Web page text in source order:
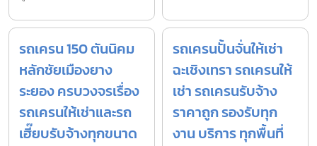
รถเครน 150 ตันนิคม
หลักชัยเมืองยาง
ระยอง ครบวงจรเรื่อง
รถเครนให้เช่าและรถ
เฮี๊ยบรับจ้างทุกขนาด
รถเครนปั้นจั่นให้เช่า
ฉะเชิงเทรา รถเครนให้
เช่า รถเครนรับจ้าง
ราคาถูก รองรับทุก
งาน บริการ ทุกพื้นที่